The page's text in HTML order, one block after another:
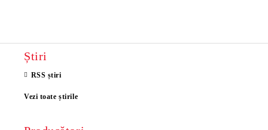
Știri
RSS știri
Vezi toate știrile